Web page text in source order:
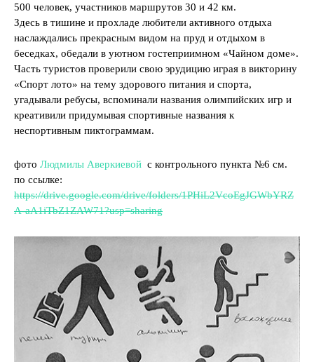
500 человек, участников маршрутов 30 и 42 км.
Здесь в тишине и прохладе любители активного отдыха
наслаждались прекрасным видом на пруд и отдыхом в
беседках, обедали в уютном гостеприимном «Чайном доме».
Часть туристов проверили свою эрудицию играя в викторину
«Спорт лото» на тему здорового питания и спорта,
угадывали ребусы, вспоминали названия олимпийских игр и
креативили придумывая спортивные названия к
неспортивным пиктограммам.
фото Людмилы Аверкиевой с контрольного пункта №6 см.
по ссылке:
https://drive.google.com/drive/folders/1PHiL2VcoEgJGWbYRZ
A-aA1iTbZ1ZAW71?usp=sharing